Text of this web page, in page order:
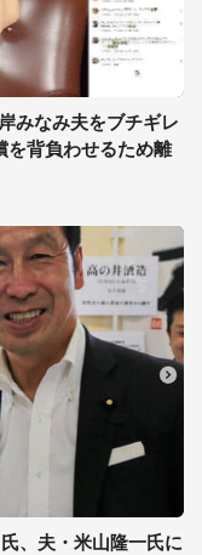
みなみ夫をブチギレ
を背負わせるため離
、夫・米山隆一氏に